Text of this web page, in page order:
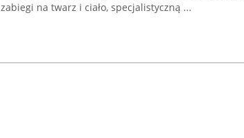
zabiegi na twarz i ciało, specjalistyczną ...